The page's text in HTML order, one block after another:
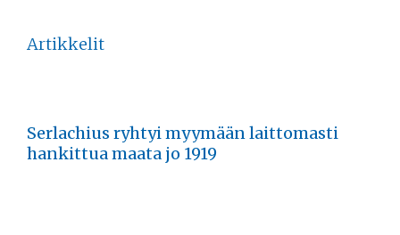
Artikkelit
Serlachius ryhtyi myymään laittomasti
hankittua maata jo 1919